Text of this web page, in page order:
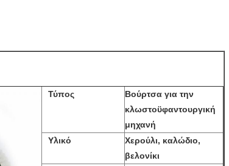
Τύπος
Βούρτσα για την
κλωστοϋφαντουργική
μηχανή
Υλικό
Χερούλι, καλώδιο,
βελονίκι